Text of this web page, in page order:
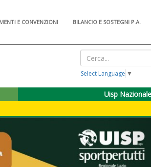
E CONVENZIONI BILANCIO E SOSTEGNI P.A.
Select Language ▼
Uisp Nazionale